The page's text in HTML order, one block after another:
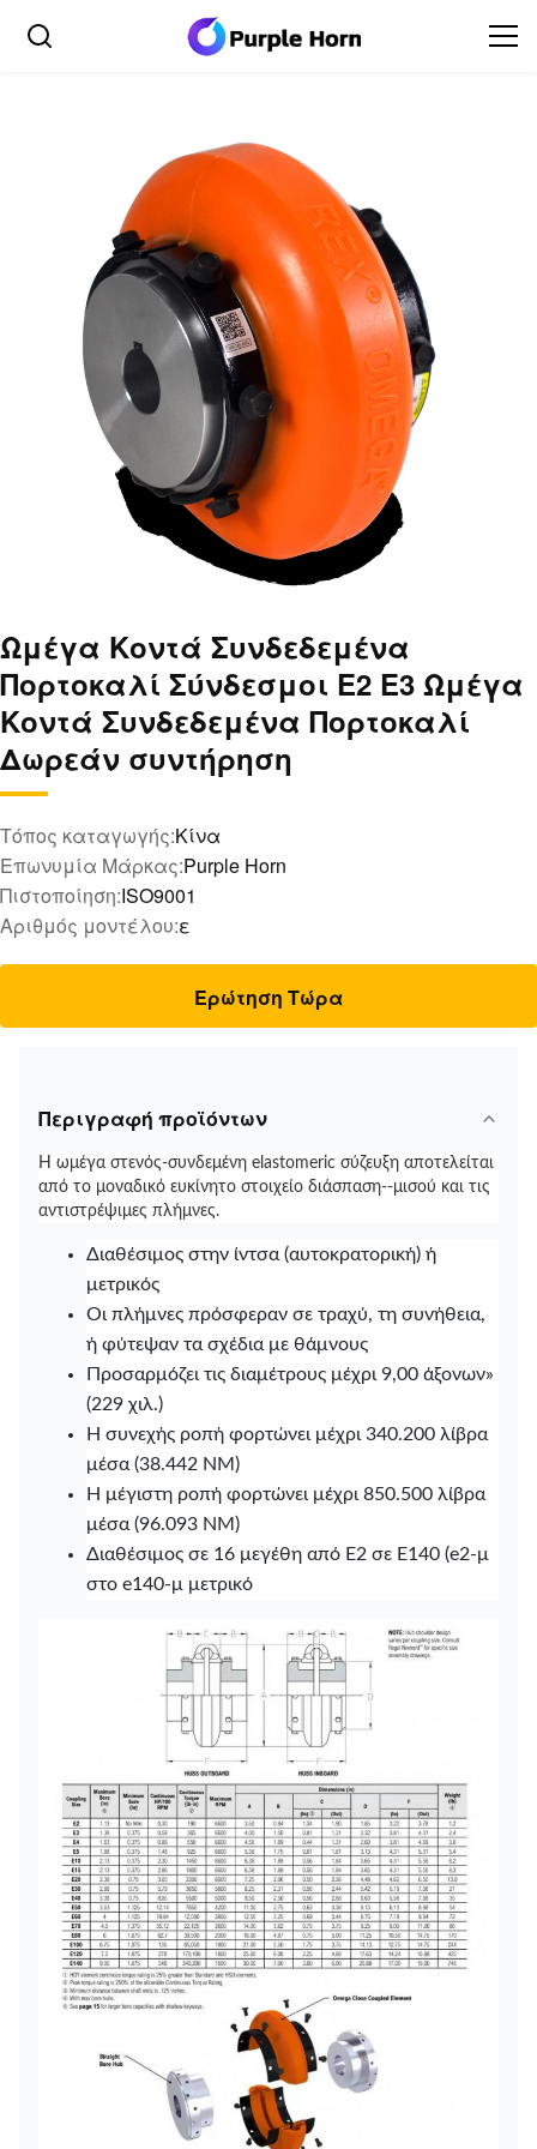
Ωμέγα Κοντά Συνδεδεμένα
Πορτοκαλί Σύνδεσμοι E2 E3 Ωμέγα
Κοντά Συνδεδεμένα Πορτοκαλί
Δωρεάν συντήρηση
Τόπος καταγωγής:Κίνα
Επωνυμία Μάρκας:Purple Horn
Πιστοποίηση:ISO9001
Αριθμός μοντέλου:ε
Ερώτηση Τώρα
Περιγραφή προϊόντων
Η ωμέγα στενός-συνδεμένη elastomeric σύζευξη αποτελείται
από το μοναδικό ευκίνητο στοιχείο διάσπαση--μισού και τις
αντιστρέψιμες πλήμνες.
Διαθέσιμος στην ίντσα (αυτοκρατορική) ή
μετρικός
Οι πλήμνες πρόσφεραν σε τραχύ, τη συνήθεια,
ή φύτεψαν τα σχέδια με θάμνους
Προσαρμόζει τις διαμέτρους μέχρι 9,00 άξονων»
(229 χιλ.)
Η συνεχής ροπή φορτώνει μέχρι 340.200 λίβρα
μέσα (38.442 NM)
Η μέγιστη ροπή φορτώνει μέχρι 850.500 λίβρα
μέσα (96.093 NM)
Διαθέσιμος σε 16 μεγέθη από E2 σε E140 (e2-μ
στο e140-μ μετρικό